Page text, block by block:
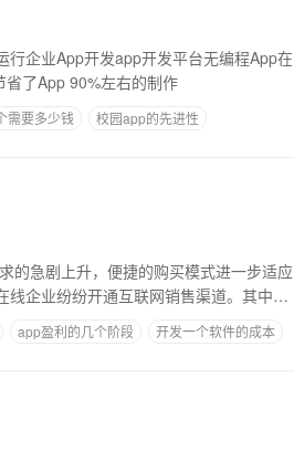
企业App开发app开发平台无编程App在
线平台汇集了众多垂直行业的一整套原生App模板，可以直接使用，节省了App 90%左右的制作
需要多少钱
校园app的先进性
的急剧上升，便捷的购买模式进一步适应
企业纷纷开通互联网销售渠道。其中一
app盈利的几个阶段
开发一个软件的成本